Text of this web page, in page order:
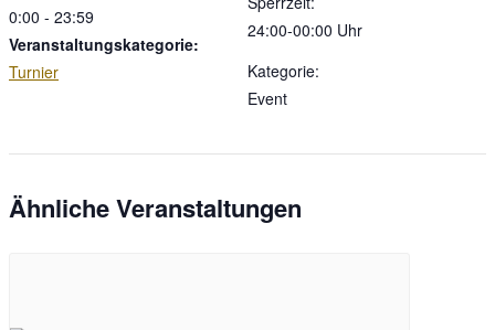
0:00 - 23:59
Veranstaltungskategorie:
Turnier
24:00-00:00 Uhr
Kategorie:
Event
Ähnliche Veranstaltungen